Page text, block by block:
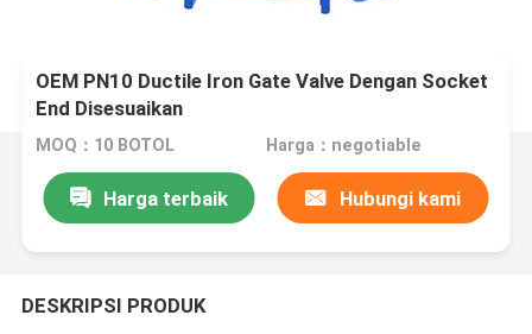
OEM PN10 Ductile Iron Gate Valve Dengan Socket
End Disesuaikan
MOQ：10 BOTOL Harga：negotiable
Harga terbaik Hubungi kami
DESKRIPSI PRODUK